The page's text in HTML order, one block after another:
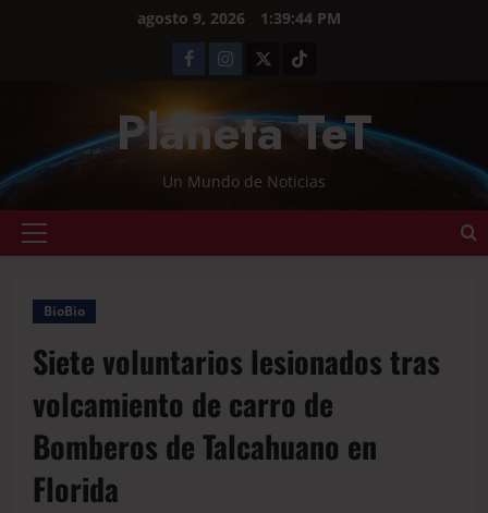
agosto 9, 2026 1:39:45 PM
Planeta TeT
Un Mundo de Noticias
BioBio
Siete voluntarios lesionados tras
volcamiento de carro de
Bomberos de Talcahuano en
Florida